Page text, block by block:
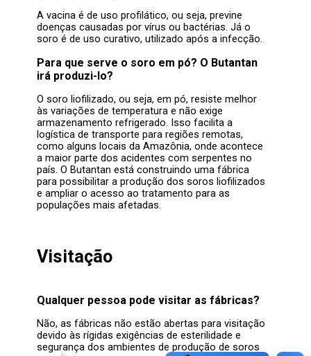
A vacina é de uso profilático, ou seja, previne
doenças causadas por vírus ou bactérias. Já o
soro é de uso curativo, utilizado após a infecção.
Para que serve o soro em pó? O Butantan
irá produzi-lo?
O soro liofilizado, ou seja, em pó, resiste melhor
às variações de temperatura e não exige
armazenamento refrigerado. Isso facilita a
logística de transporte para regiões remotas,
como alguns locais da Amazônia, onde acontece
a maior parte dos acidentes com serpentes no
país. O Butantan está construindo uma fábrica
para possibilitar a produção dos soros liofilizados
e ampliar o acesso ao tratamento para as
populações mais afetadas.
Visitação
Qualquer pessoa pode visitar as fábricas?
Não, as fábricas não estão abertas para visitação
devido às rígidas exigências de esterilidade e
segurança dos ambientes de produção de soros